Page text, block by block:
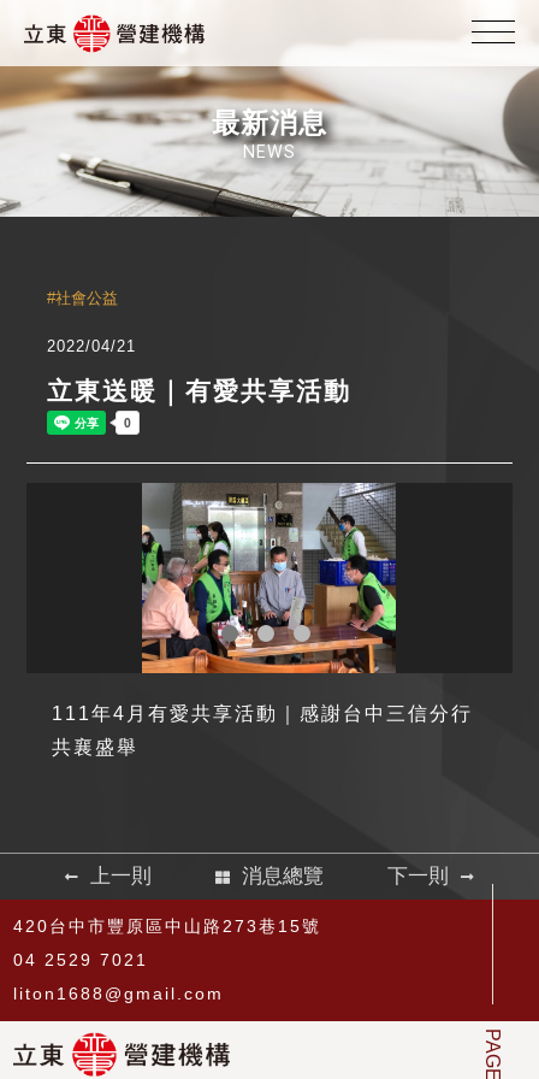
最新消息
NEWS
#社會公益
2022/04/21
立東送暖｜有愛共享活動
111年4月有愛共享活動｜感謝台中三信分行
共襄盛舉
上一則 消息總覽 下一則
420台中市豐原區中山路273巷15號
04 2529 7021
liton1688@gmail.com